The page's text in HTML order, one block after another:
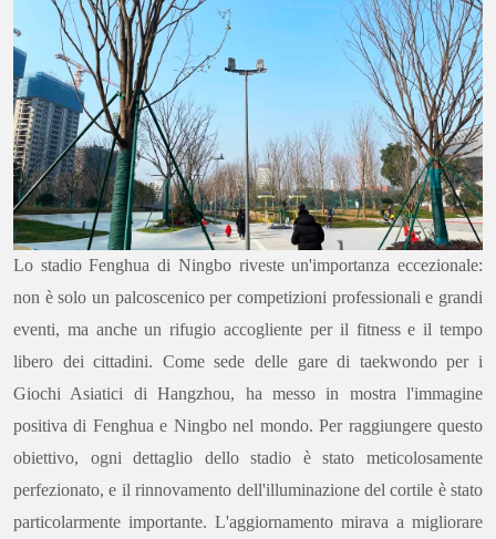
Lo stadio Fenghua di Ningbo riveste un'importanza eccezionale:
non è solo un palcoscenico per competizioni professionali e grandi
eventi, ma anche un rifugio accogliente per il fitness e il tempo
libero dei cittadini. Come sede delle gare di taekwondo per i
Giochi Asiatici di Hangzhou, ha messo in mostra l'immagine
positiva di Fenghua e Ningbo nel mondo. Per raggiungere questo
obiettivo, ogni dettaglio dello stadio è stato meticolosamente
perfezionato, e il rinnovamento dell'illuminazione del cortile è stato
particolarmente importante. L'aggiornamento mirava a migliorare